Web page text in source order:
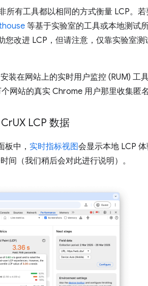
所有工具都以相同的方式衡量 LCP。
等基于实验室的工具或本地测试
您改进 LCP，但请注意，仅靠实验室
装在网站上的实时用户监控 (RUM) 工
网站的真实 Chrome 用户那里收集匿名
UX LCP 数据
板中， 实时指标视图会显示本地 LCP
间（我们稍后会对此进行说明）。